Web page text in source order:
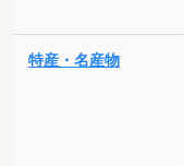
特産・名産物